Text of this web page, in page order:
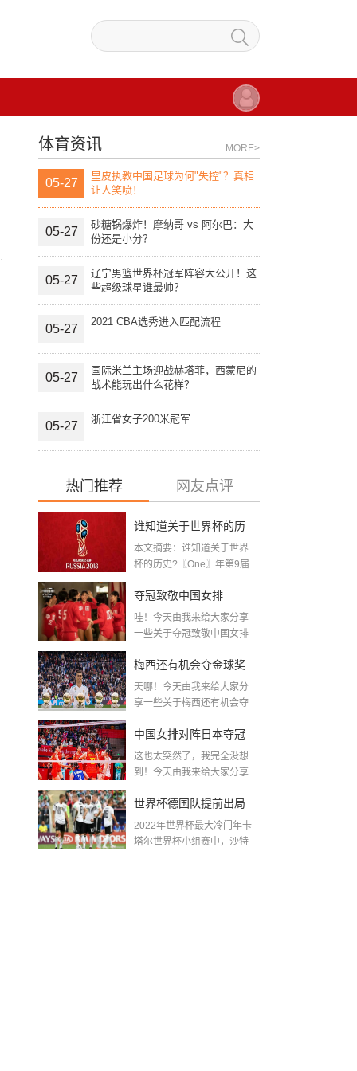
体育资讯 MORE>
05-27
里皮执教中国足球为何"失控"？真相
让人笑喷！
05-27
砂糖锅爆炸！摩纳哥 vs 阿尔巴：大
份还是小分？
05-27
辽宁男篮世界杯冠军阵容大公开！这
些超级球星谁最帅？
05-27
2021 CBA选秀进入匹配流程
05-27
国际米兰主场迎战赫塔菲，西蒙尼的
战术能玩出什么花样？
05-27
浙江省女子200米冠军
热门推荐 网友点评
谁知道关于世界杯的历
史 「十二月四号世界杯
本文摘要：谁知道关于世界
杯的历史?〖One〗年第9届
夺冠致敬中国女排
〖2020关于电影 夺冠 观
哇！今天由我来给大家分享
一些关于夺冠致敬中国女排
梅西还有机会夺金球奖
〖梅老七什么梗〗
天哪！今天由我来给大家分
享一些关于梅西还有机会夺
中国女排对阵日本夺冠
了吗〖中国女排3 0复仇
这也太突然了，我完全没想
到！今天由我来给大家分享
世界杯德国队提前出局
吗,2018年世界杯德国战
2022年世界杯最大冷门年卡
塔尔世界杯小组赛中，沙特